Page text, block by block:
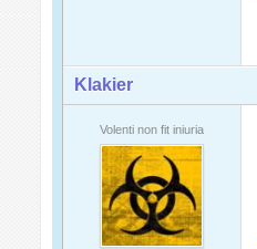
Klakier
Volenti non fit iniuria